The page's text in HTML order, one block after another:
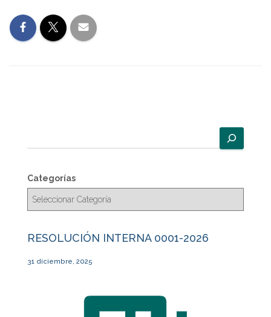
u
c
a
Categorías
RESOLUCIÓN INTERNA 0001-2026
31 diciembre, 2025